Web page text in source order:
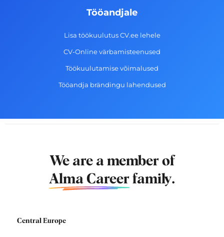
Tööandjale
Lisa töökuulutus CV.ee lehele
CV-Online värbamisteenused
Töökuulutamise võimalused
Tööandja brändingu lahendused
We are a member of
Alma Career family.
Central Europe